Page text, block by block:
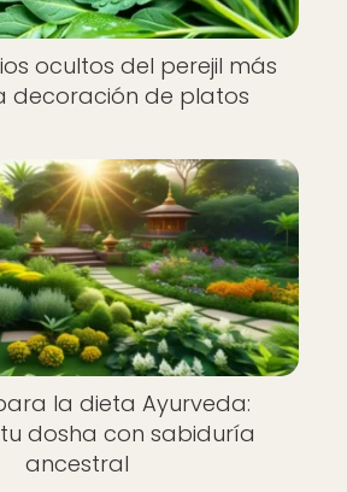
ocultos del perejil más
decoración de platos
la dieta Ayurveda:
dosha con sabiduría
ancestral